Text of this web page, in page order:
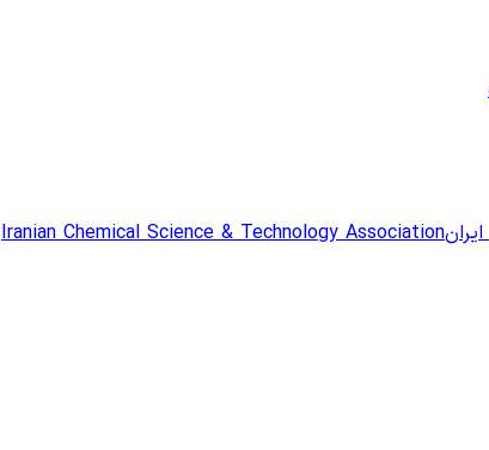
Iranian Chemical Science & Technology Association